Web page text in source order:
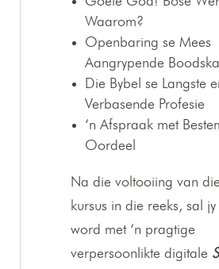
Waarom?
Openbaring se Mees
Aangrypende
Die Bybel se Langste
Verbasende Profesie
‘n Afspraak met
Oordeel
Na die voltooiing van
kursus in die reeks, sal
word met ‘n pragtige
verpersoonlikte digitale